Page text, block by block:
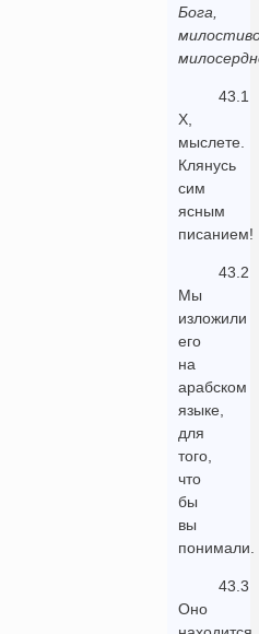
Бога,
43.1
Х,
мыслете.
Клянусь
сим
ясным
писанием!
43.2
Мы
изложили
его
на
арабском
языке,
для
того,
что
бы
вы
понимали.
43.3
Оно